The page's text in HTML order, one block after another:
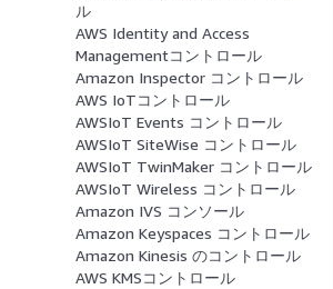
ル
AWS Identity and Access
Managementコントロール
Amazon Inspector コントロール
AWS IoTコントロール
AWSIoT Events コントロール
AWSIoT SiteWise コントロール
AWSIoT TwinMaker コントロール
AWSIoT Wireless コントロール
Amazon IVS コンソール
Amazon Keyspaces コントロール
Amazon Kinesis のコントロール
AWS KMSコントロール